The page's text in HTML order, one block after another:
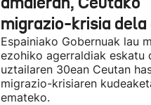
migrazio-krisia dela
Espainiako Gobernuak lau
ezohiko agerraldiak eskatu
uztailaren 30ean Ceutan
migrazio-krisiaren
emateko.